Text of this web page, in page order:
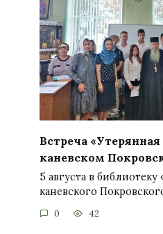
Встреча
каневском
5 августа в
каневского
0 42